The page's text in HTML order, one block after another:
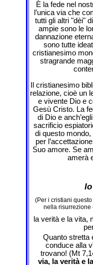
È la fede nel
l’unica via che
tutti gli altri "dèi"
ampie sono le
dannazione
sono tutte
cristianesimo
stragrande
Il cristianesimo
relazione, cioè un
e vivente Dio e
Gesù Cristo. La
di Dio e
sacrificio
di questo mondo,
per
Suo amore. Se
amerà
(Per i cristiani
nella risurrezione
la verità e la vita,
Quanto stretta
conduce alla
trovano! (Mt
via, la verità e